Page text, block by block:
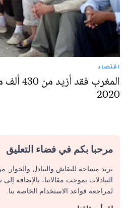
اقتصاد
المغرب
2020
مرحبا بكم في فضاء التعليق
نريد مساحة للنقاش والتبادل
التبادلات بموجب مقالاتنا، بالإضافة
لمراجعة قواعد الاستخدام الخاصة بنا.